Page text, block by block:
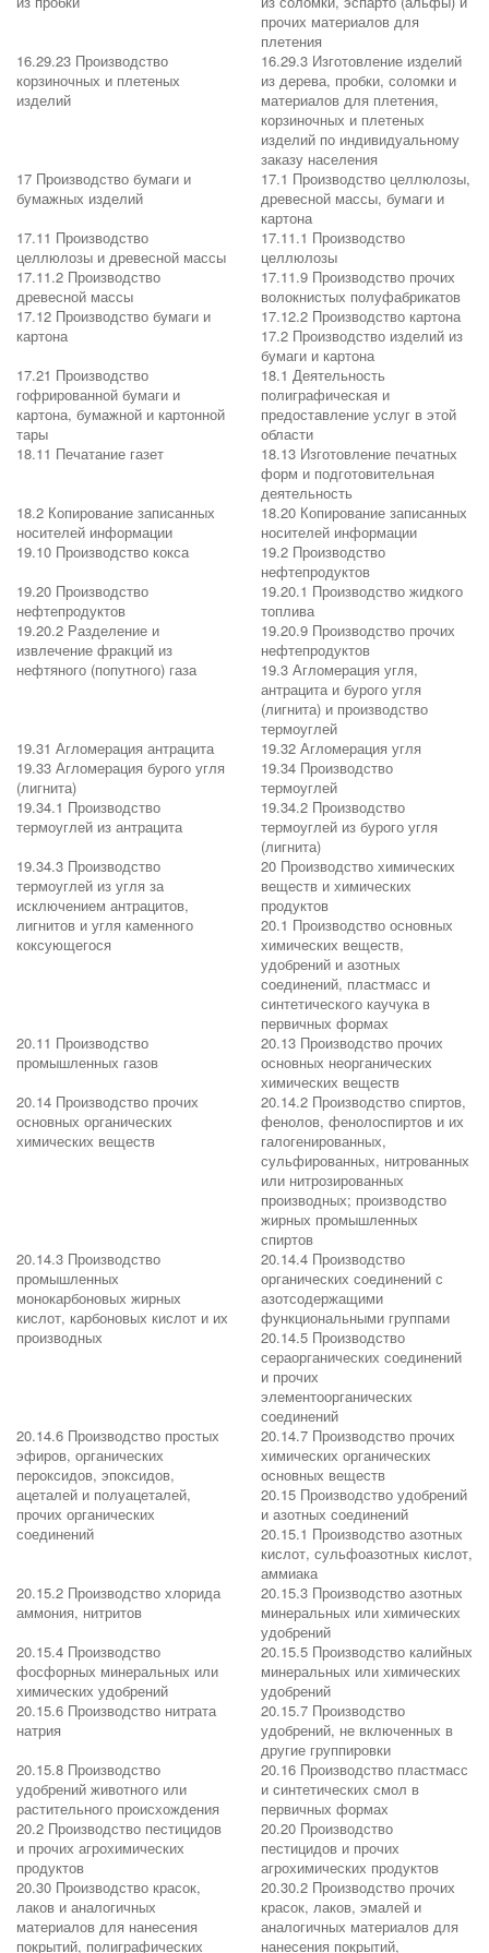
прочих материалов для
плетения
16.29.23 Производство
корзиночных и плетеных
изделий
16.29.3 Изготовление изделий
из дерева, пробки, соломки и
материалов для плетения,
корзиночных и плетеных
изделий по индивидуальному
заказу населения
17 Производство бумаги и
бумажных изделий
17.1 Производство целлюлозы,
древесной массы, бумаги и
картона
17.11 Производство
целлюлозы и древесной массы
17.11.1 Производство
целлюлозы
17.11.2 Производство
древесной массы
17.11.9 Производство прочих
волокнистых полуфабрикатов
17.12 Производство бумаги и
картона
17.12.2 Производство картона
17.2 Производство изделий из
бумаги и картона
17.21 Производство
гофрированной бумаги и
картона, бумажной и картонной
тары
18.1 Деятельность
полиграфическая и
предоставление услуг в этой
области
18.11 Печатание газет
18.13 Изготовление печатных
форм и подготовительная
деятельность
18.2 Копирование записанных
носителей информации
18.20 Копирование записанных
носителей информации
19.10 Производство кокса
19.2 Производство
нефтепродуктов
19.20 Производство
нефтепродуктов
19.20.1 Производство жидкого
топлива
19.20.2 Разделение и
извлечение фракций из
нефтяного (попутного) газа
19.20.9 Производство прочих
нефтепродуктов
19.3 Агломерация угля,
антрацита и бурого угля
(лигнита) и производство
термоуглей
19.31 Агломерация антрацита
19.32 Агломерация угля
19.33 Агломерация бурого угля
(лигнита)
19.34 Производство
термоуглей
19.34.1 Производство
термоуглей из антрацита
19.34.2 Производство
термоуглей из бурого угля
(лигнита)
19.34.3 Производство
термоуглей из угля за
исключением антрацитов,
лигнитов и угля каменного
коксующегося
20 Производство химических
веществ и химических
продуктов
20.1 Производство основных
химических веществ,
удобрений и азотных
соединений, пластмасс и
синтетического каучука в
первичных формах
20.11 Производство
промышленных газов
20.13 Производство прочих
основных неорганических
химических веществ
20.14 Производство прочих
основных органических
химических веществ
20.14.2 Производство спиртов,
фенолов, фенолоспиртов и их
галогенированных,
сульфированных, нитрованных
или нитрозированных
производных; производство
жирных промышленных
спиртов
20.14.3 Производство
промышленных
монокарбоновых жирных
кислот, карбоновых кислот и их
производных
20.14.4 Производство
органических соединений с
азотсодержащими
функциональными группами
20.14.5 Производство
сераорганических соединений
и прочих
элементоорганических
соединений
20.14.6 Производство простых
эфиров, органических
пероксидов, эпоксидов,
ацеталей и полуацеталей,
прочих органических
соединений
20.14.7 Производство прочих
химических органических
основных веществ
20.15 Производство удобрений
и азотных соединений
20.15.1 Производство азотных
кислот, сульфоазотных кислот,
аммиака
20.15.2 Производство хлорида
аммония, нитритов
20.15.3 Производство азотных
минеральных или химических
удобрений
20.15.4 Производство
фосфорных минеральных или
химических удобрений
20.15.5 Производство калийных
минеральных или химических
удобрений
20.15.6 Производство нитрата
натрия
20.15.7 Производство
удобрений, не включенных в
другие группировки
20.15.8 Производство
удобрений животного или
растительного происхождения
20.16 Производство пластмасс
и синтетических смол в
первичных формах
20.2 Производство пестицидов
и прочих агрохимических
продуктов
20.20 Производство
пестицидов и прочих
агрохимических продуктов
20.30 Производство красок,
лаков и аналогичных
материалов для нанесения
покрытий, полиграфических
20.30.2 Производство прочих
красок, лаков, эмалей и
аналогичных материалов для
нанесения покрытий,